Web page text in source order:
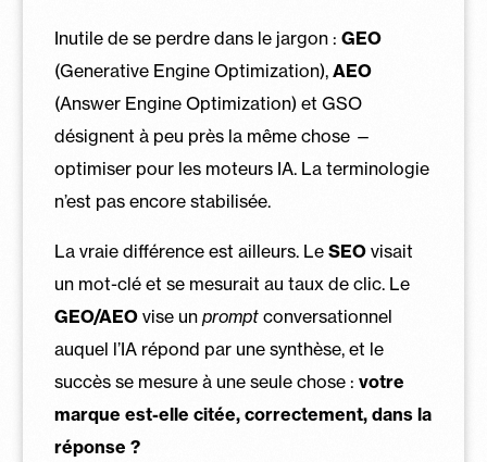
Inutile de se perdre dans le jargon : GEO
(Generative Engine Optimization), AEO
(Answer Engine Optimization) et GSO
désignent à peu près la même chose —
optimiser pour les moteurs IA. La terminologie
n’est pas encore stabilisée.
La vraie différence est ailleurs. Le SEOvisait
un mot-clé et se mesurait au taux de clic. Le
GEO/AEOvise un promptconversationnel
auquel l’IA répond par une synthèse, et le
succès se mesure à une seule chose : votre
marque est-elle citée, correctement, dans la
réponse ?